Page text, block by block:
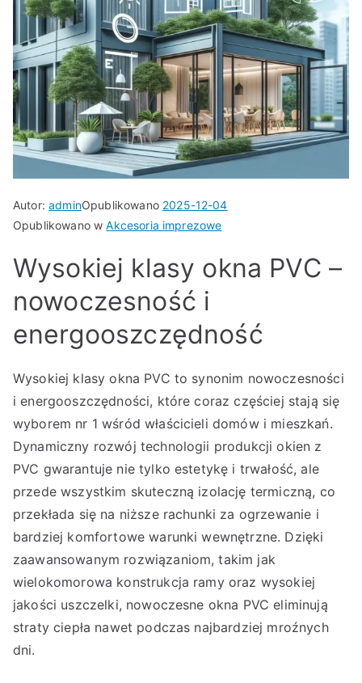
Autor:adminOpublikowano 2025-12-04
Opublikowano wAkcesoria imprezowe
Wysokiej klasy okna PVC –
nowoczesność i
energooszczędność
Wysokiej klasy okna PVC to synonim nowoczesności
i energooszczędności, które coraz częściej stają się
wyborem nr 1 wśród właścicieli domów i mieszkań.
Dynamiczny rozwój technologii produkcji okien z
PVC gwarantuje nie tylko estetykę i trwałość, ale
przede wszystkim skuteczną izolację termiczną, co
przekłada się na niższe rachunki za ogrzewanie i
bardziej komfortowe warunki wewnętrzne. Dzięki
zaawansowanym rozwiązaniom, takim jak
wielokomorowa konstrukcja ramy oraz wysokiej
jakości uszczelki, nowoczesne okna PVC eliminują
straty ciepła nawet podczas najbardziej mroźnych
dni.